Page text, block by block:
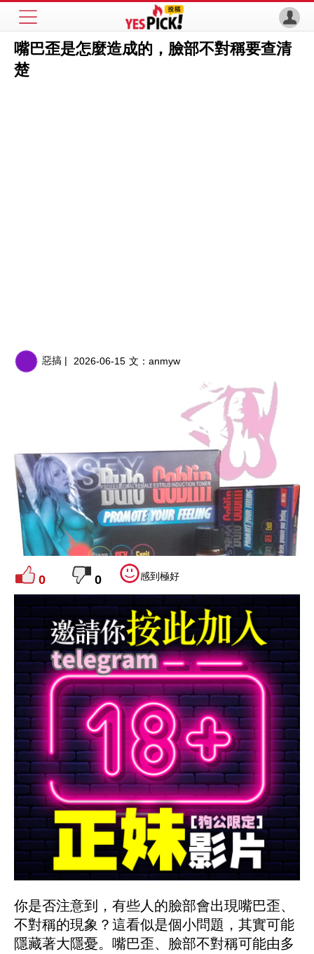
嘴巴歪是怎麼造成的，臉部不對稱要查清
楚
惡搞 | 2026-06-15 文： anmyw
0 0 感到極好
你是否注意到，有些人的臉部會出現嘴巴歪、
不對稱的現象？這看似是個小問題，其實可能
隱藏著大隱憂。嘴巴歪、臉部不對稱可能由多